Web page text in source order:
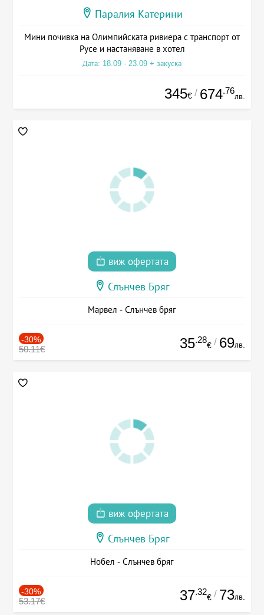
Паралия Катерини
Мини почивка на Олимпийската ривиера с транспорт от
Русе и настаняване в хотел
Дата: 18.09 - 23.09 + закуска
345€ / 674.76
лв.
виж офертата
Слънчев Бряг
Марвел - Слънчев бряг
-30%
50.11€ 35.28
€ / 69лв.
виж офертата
Слънчев Бряг
Нобел - Слънчев бряг
-30%
53.17€ 37.32
€ / 73лв.